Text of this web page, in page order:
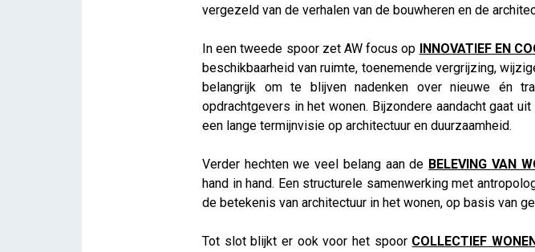
vergezeld van de verhalen van de bouwheren en de
In een tweede spoor zet AW focus op INNOVATIEF EN
beschikbaarheid van ruimte, toenemende vergrijzing,
belangrijk om te blijven nadenken over nieuwe én
opdrachtgevers in het wonen. Bijzondere aandacht gaat
een lange termijnvisie op architectuur en duurzaamheid.
Verder hechten we veel belang aan de BELEVING VAN
hand in hand. Een structurele samenwerking met
de betekenis van architectuur in het wonen, op basis van
Tot slot blijkt er ook voor het spoor COLLECTIEF WONEN